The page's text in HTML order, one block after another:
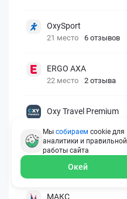
OxySport
21 место 6 отзывов
ERGO AXA
22 место 2 отзыва
Oxy Travel Premium
УралСиб
24 место 1 отзыв
МАКС
Мы собираем cookie для
аналитики и правильной
работы сайта
Окей